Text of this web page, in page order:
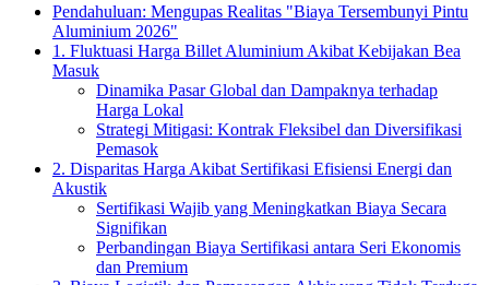
Pendahuluan: Mengupas Realitas "Biaya Tersembunyi Pintu
Aluminium 2026"
1. Fluktuasi Harga Billet Aluminium Akibat Kebijakan Bea
Masuk
Dinamika Pasar Global dan Dampaknya terhadap
Harga Lokal
Strategi Mitigasi: Kontrak Fleksibel dan Diversifikasi
Pemasok
2. Disparitas Harga Akibat Sertifikasi Efisiensi Energi dan
Akustik
Sertifikasi Wajib yang Meningkatkan Biaya Secara
Signifikan
Perbandingan Biaya Sertifikasi antara Seri Ekonomis
dan Premium